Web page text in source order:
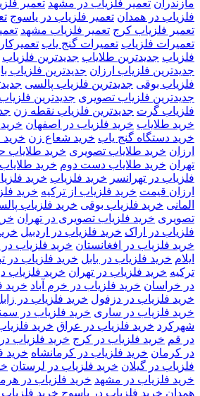
مازندران تعمیر فلزیاب در مشهد تعمیر
فلزیاب در همدان تعمیر فلزیاب در یاسوج
تعمیر فلزیاب کرج تعمیر فلزیاب مشهد
تعمیرات فلزیاب تعمیرات گنج یاب
فلزیاب جدیدترین طلایاب جدیدترین فلزیاب
جدیدترین فلزیاب ارزان جدیدترین فلزیاب
فلزیاب بوقی جدیدترین فلزیاب پالسی
جدیدترین فلزیاب تصویری جدیدترین
فلزیاب گرت جدیدترین فلزیاب نقطه زن
خريد طلاياب خريد فلزياب در اصفهان
خرید دستگاه گنج یاب خرید شعاع زن خرید
ارزان خرید طلایاب تصویری خرید طلایاب
تهران خرید طلایاب دست دوم خرید
فلزیاب در تهرانسر خرید فلزیاب خرید
ارزان قیمت خرید فلزیاب از ترکیه خرید
المانی خرید فلزیاب بوقی خرید فلزیاب
تصویری خرید فلزیاب تصویری در تهران
فلزیاب در اراک خرید فلزیاب در اردبیل
خرید فلزیاب در افغانستان خرید فلزیاب در
ایلام خرید فلزیاب در بابل خرید فلزیاب در
ترکیه خرید فلزیاب در تهران خرید فلزیاب
در خراسان خرید فلزیاب در خرم آباد خرید
خرید فلزیاب در دزفول خرید فلزیاب در
خرید فلزیاب در ساری خرید فلزیاب در
شهرکرد خرید فلزیاب در عراق خرید
در قم خرید فلزیاب در کرج خرید فلزیاب
در کرمان خرید فلزیاب در کرمانشاه خرید
فلزیاب در گیلان خرید فلزیاب در لرستان
خرید فلزیاب در مشهد خرید فلزیاب در
همدان خرید فلزیاب در یاسوج خرید فلزیاب